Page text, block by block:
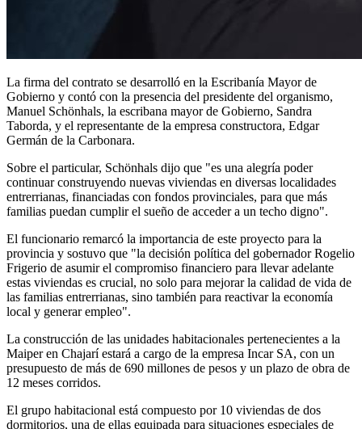
La firma del contrato se desarrolló en la Escribanía Mayor de
Gobierno y contó con la presencia del presidente del organismo,
Manuel Schönhals, la escribana mayor de Gobierno, Sandra
Taborda, y el representante de la empresa constructora, Edgar
Germán de la Carbonara.
Sobre el particular, Schönhals dijo que "es una alegría poder
continuar construyendo nuevas viviendas en diversas localidades
entrerrianas, financiadas con fondos provinciales, para que más
familias puedan cumplir el sueño de acceder a un techo digno".
El funcionario remarcó la importancia de este proyecto para la
provincia y sostuvo que "la decisión política del gobernador Rogelio
Frigerio de asumir el compromiso financiero para llevar adelante
estas viviendas es crucial, no solo para mejorar la calidad de vida de
las familias entrerrianas, sino también para reactivar la economía
local y generar empleo".
La construcción de las unidades habitacionales pertenecientes a la
Maiper en Chajarí estará a cargo de la empresa Incar SA, con un
presupuesto de más de 690 millones de pesos y un plazo de obra de
12 meses corridos.
El grupo habitacional está compuesto por 10 viviendas de dos
dormitorios, una de ellas equipada para situaciones especiales de